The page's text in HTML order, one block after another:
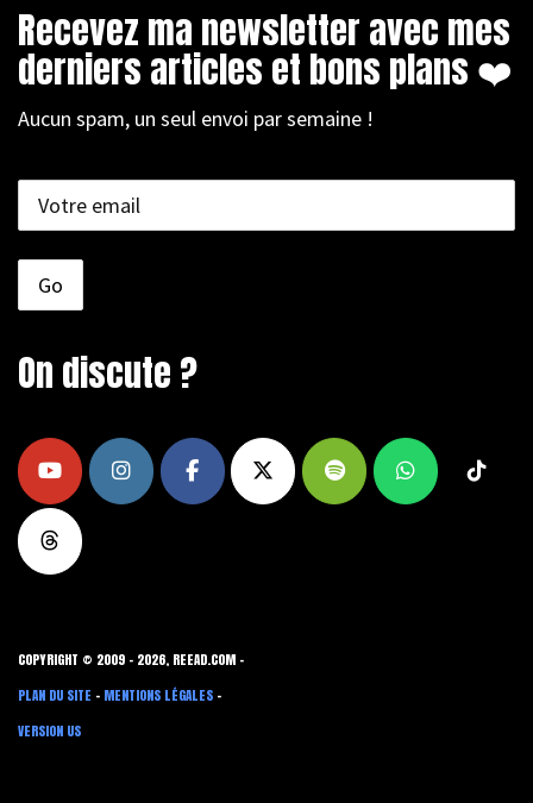
Recevez ma newsletter avec mes
derniers articles et bons plans ❤️
Aucun spam, un seul envoi par semaine !
On discute ?
COPYRIGHT © 2009 - 2026, REEAD.COM -
PLAN DU SITE - MENTIONS LÉGALES -
VERSION US